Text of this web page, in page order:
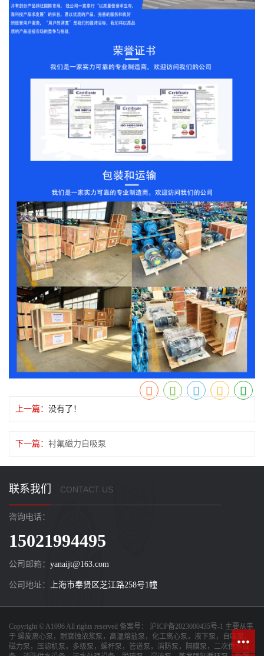
上一篇： 没有了！
下一篇： 衬氟磁力自吸泵
联系我们 CONTACT US
咨询电话：
15021994495
公司邮箱： yanaijt@163.com
公司地址： 上海市奉贤区芝江路258号1幢
Copyright © A1096 All rights reserved 备案号： 沪ICP备2023000435号-1 主要从事
于 螺旋离心泵，耐腐蚀浓浆泵，高温熔盐泵，化工离心泵，液下泵，自吸泵，
磁力泵，压滤机泵，多级泵，螺杆泵，管道泵，消防泵，隔膜泵，二次供水设